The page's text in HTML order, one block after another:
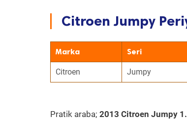
Citroen Jumpy
Marka Seri
Citroen Jumpy
Pratik araba; 2013 Citroen Jumpy